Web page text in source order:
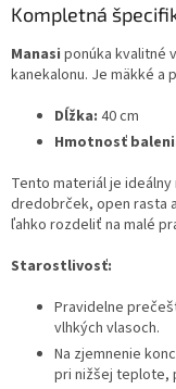
Kompletná
Manasi ponúka kvalitné
kanekalonu. Je mäkké a
Dĺžka: 40 cm
Hmotnosť
Tento materiál je
dredobrček, open rasta
ľahko rozdeliť na malé
Starostlivosť:
Pravidelne
vlhkých vlasoch.
Na zjemnenie
pri nižšej teplote,